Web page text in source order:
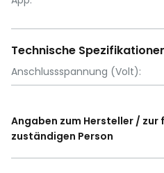
Technische
Anschlussspannung (Volt):
Angaben zum Hersteller / zur
zuständigen Person